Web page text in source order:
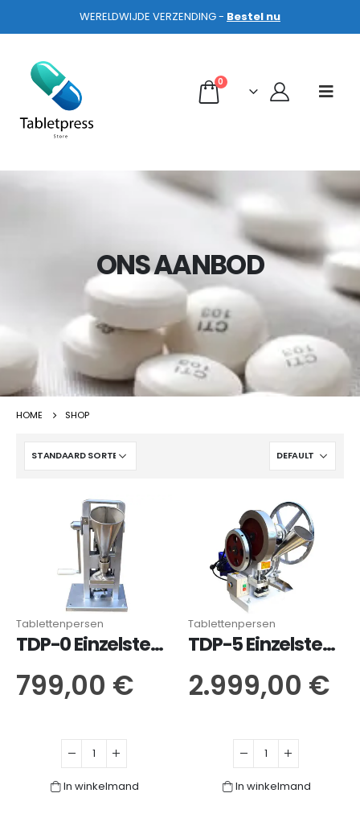
WERELDWIJDE VERZENDING - Bestel nu
0
ONS AANBOD
HOME SHOP
Tablettenpersen
TDP-0 Einzelstempel-Tablettenpresse
799,00 €
In winkelmand
Tablettenpersen
TDP-5 Einzelstempel-Tablettenpresse
2.999,00 €
In winkelmand